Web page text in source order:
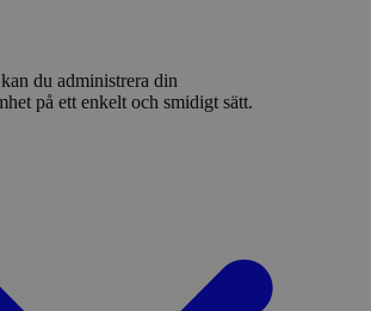
du administrera din
på ett enkelt och smidigt sätt.